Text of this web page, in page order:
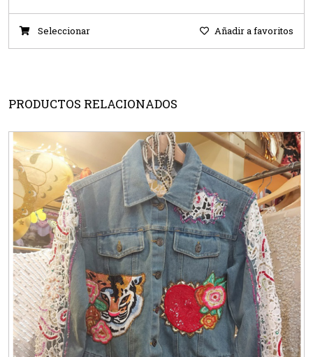
Seleccionar Añadir a favoritos
PRODUCTOS RELACIONADOS